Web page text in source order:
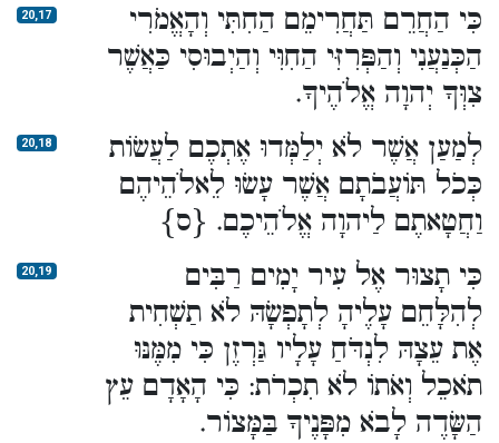
20,17
כִּי הַחֲרֵם תַּחֲרִימֵם הַחִתִּי וְהָאֱמֹרִי
הַכְּנַעֲנִי וְהַפְּרִזִּי הַחִוִּי וְהַיְבוּסִי כַּאֲשֶׁר
צִוְּךָ יְהוָה אֱלֹהֶיךָ.
20,18
לְמַעַן אֲשֶׁר לֹא יְלַמְּדוּ אֶתְכֶם לַעֲשׂוֹת
כְּכֹל תּוֹעֲבֹתָם אֲשֶׁר עָשׂוּ לֵאלֹהֵיהֶם
וַחֲטָאתֶם לַיהוָה אֱלֹהֵיכֶם. {ס}
20,19
כִּי תָצוּר אֶל עִיר יָמִים רַבִּים
לְהִלָּחֵם עָלֶיהָ לְתָפְשָׂהּ לֹא תַשְׁחִית
אֶת עֵצָהּ לִנְדֹּחַ עָלָיו גַּרְזֶן כִּי מִמֶּנּוּ
תֹאכֵל וְאֹתוֹ לֹא תִכְרֹת: כִּי הָאָדָם עֵץ
הַשָּׂדֶה לָבֹא מִפָּנֶיךָ בַּמָּצוֹר.